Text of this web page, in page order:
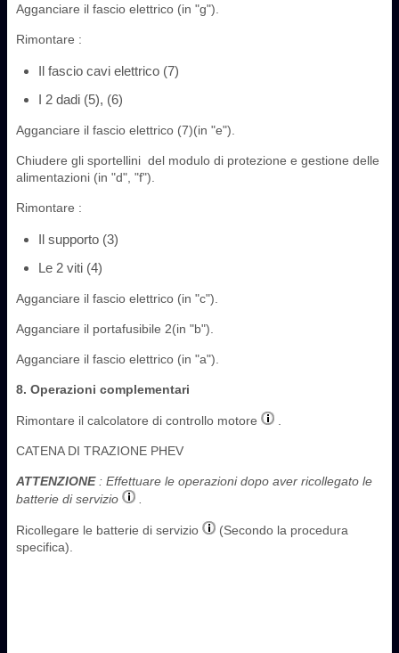
Agganciare il fascio elettrico (in "g").
Rimontare :
Il fascio cavi elettrico (7)
I 2 dadi (5), (6)
Agganciare il fascio elettrico (7)(in "e").
Chiudere gli sportellini ‎ del modulo di protezione e gestione delle
alimentazioni ‎(in "d", "f").
Rimontare :
Il supporto (3)
Le 2 viti (4)
Agganciare il fascio elettrico (in "c").
Agganciare il portafusibile ‎2(in "b").
Agganciare il fascio elettrico (in "a").
8. Operazioni complementari
Rimontare il calcolatore di controllo motore
CATENA DI TRAZIONE PHEV
ATTENZIONE: Effettuare le operazioni dopo aver ricollegato le
batterie di servizio
Ricollegare le batterie di servizio
(Secondo la procedura
specifica).